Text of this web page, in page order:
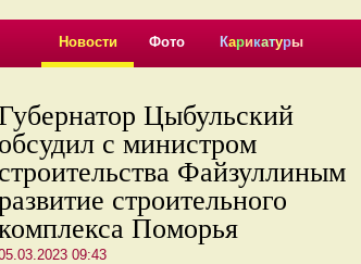
Новости Фото Карикатуры
Цыбульский
обсудил с министром
строительства Файзуллиным
строительного
Поморья
09:43